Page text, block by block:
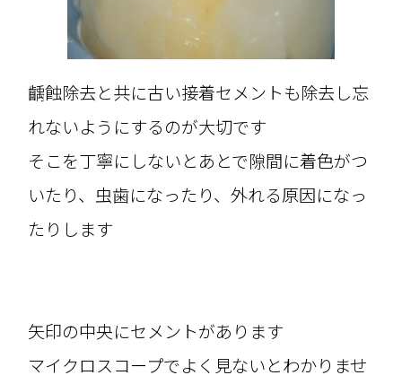
齲蝕除去と共に古い接着セメントも除去し忘
れないようにするのが大切です
そこを丁寧にしないとあとで隙間に着色がつ
いたり、虫歯になったり、外れる原因になっ
たりします
矢印の中央にセメントがあります
マイクロスコープでよく見ないとわかりませ